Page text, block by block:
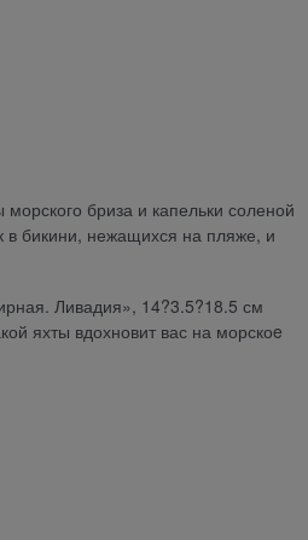
бриза и капельки соленой
в бикини, нежащихся на пляже, и
Ливадия», 14?3.5?18.5 см
яхты вдохновит вас на морскоe